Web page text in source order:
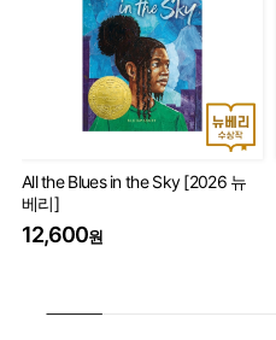
All the Blues in the Sky [2026 뉴
베리]
12,600원